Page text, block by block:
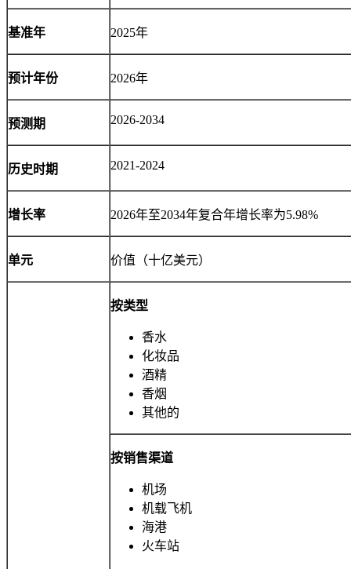
基准年 2025年
预计年份 2026年
预测期 2026-2034
历史时期 2021-2024
增长率 2026年至2034年复合年增长率为5.98%
单元 价值（十亿美元）
按类型
香水
化妆品
酒精
香烟
其他的
按销售渠道
机场
机载飞机
海港
火车站